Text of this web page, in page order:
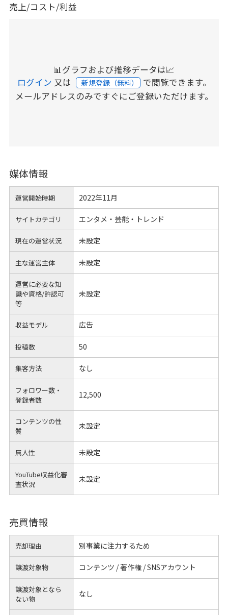
売上/コスト/利益
📊グラフおよび推移データは📈
ログイン 又は 新規登録（無料） で閲覧できます。
メールアドレスのみですぐにご登録いただけます。
媒体情報
運営開始時期 2022年11月
サイトカテゴリ エンタメ・芸能・トレンド
現在の運営状況 未設定
主な運営主体 未設定
運営に必要な知
識や資格/許認可
等
未設定
収益モデル 広告
投稿数 50
集客方法 なし
フォロワー数・
登録者数
12,500
コンテンツの性
質
未設定
属人性 未設定
YouTube収益化審
査状況
未設定
売買情報
売却理由 別事業に注力するため
譲渡対象物 コンテンツ / 著作権 / SNSアカウント
譲渡対象となら
ない物
なし